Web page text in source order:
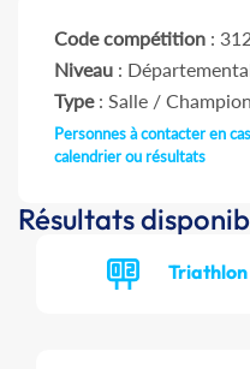
Code compétition :
Niveau :
Type: Salle /
Personnes à contacter en
calendrier ou résultats
Résultats
Triathlon